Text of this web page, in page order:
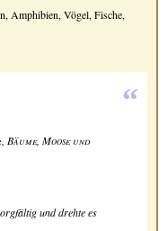
Amphibien, Vögel, Fische,
Moose und
und drehte es
“